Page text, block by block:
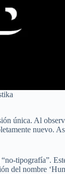
única. Al
nuevo.
tipografía”.
del nombre